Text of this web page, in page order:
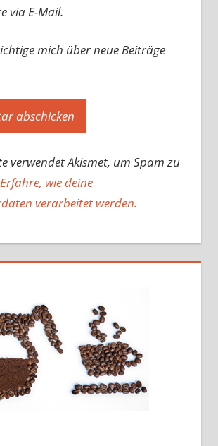
via E-Mail.
mich über neue Beiträge
verwendet Akismet, um Spam zu
Erfahre, wie deine
verarbeitet werden.